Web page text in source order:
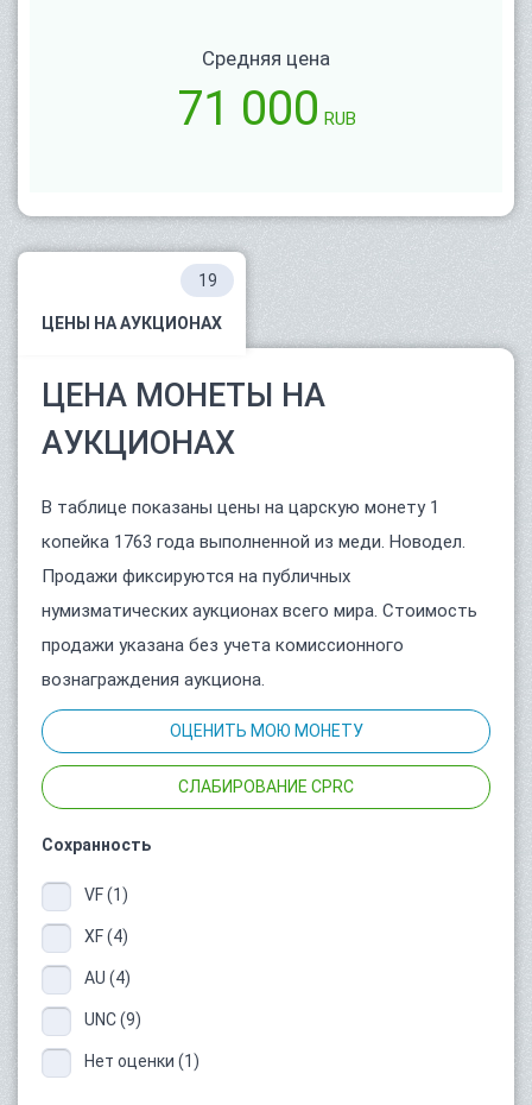
Средняя цена
71 000 RUB
ЦЕНЫ НА АУКЦИОНАХ
19
ЦЕНА МОНЕТЫ НА
АУКЦИОНАХ
В таблице показаны цены на царскую монету 1
копейка 1763 года выполненной из меди. Новодел.
Продажи фиксируются на публичных
нумизматических аукционах всего мира. Стоимость
продажи указана без учета комиссионного
вознаграждения аукциона.
ОЦЕНИТЬ МОЮ МОНЕТУ
СЛАБИРОВАНИЕ CPRC
Сохранность
VF (1)
XF (4)
AU (4)
UNC (9)
Нет оценки (1)